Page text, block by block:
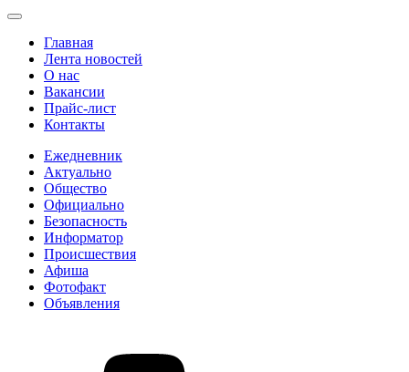
Главная
Лента новостей
О нас
Вакансии
Прайс-лист
Контакты
Ежедневник
Актуально
Общество
Официально
Безопасность
Информатор
Происшествия
Афиша
Фотофакт
Объявления